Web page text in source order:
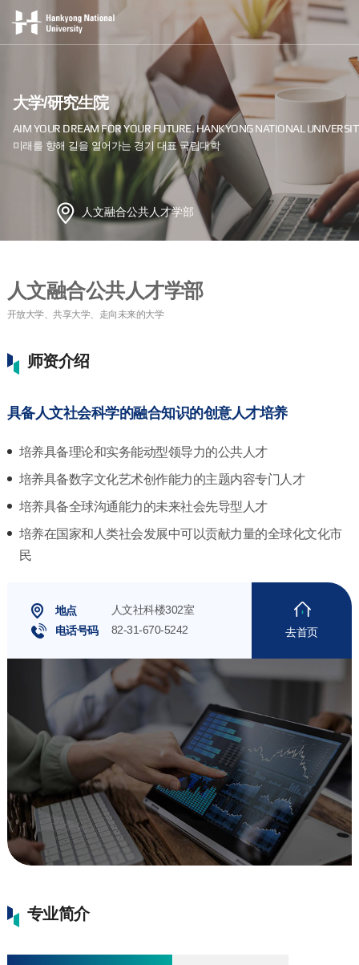
大学/研究生院
人文融合公共人才学部
人文融合公共人才学部
师资介绍
具备人文社会科学的融合知识的创意人才培养
培养具备理论和实务能动型领导力的公共人才
培养具备数字文化艺术创作能力的主题内容专门人才
培养具备全球沟通能力的未来社会先导型人才
培养在国家和人类社会发展中可以贡献力量的全球化文化市
民
地点
人文社科楼302室
电话号码
82-31-670-5242 去首页
专业简介